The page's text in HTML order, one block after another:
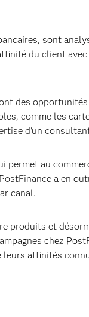
sont
du client
des
comme les
d'un
permet au
a en
canal.
produits et
chez
affinités